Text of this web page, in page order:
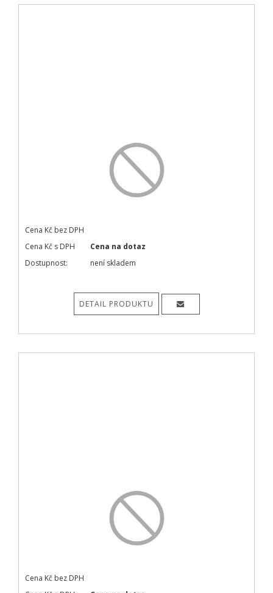
Cena Kč bez DPH
Cena Kč s DPH
Cena na dotaz
Dostupnost:
není skladem
DETAIL PRODUKTU
Cena Kč bez DPH